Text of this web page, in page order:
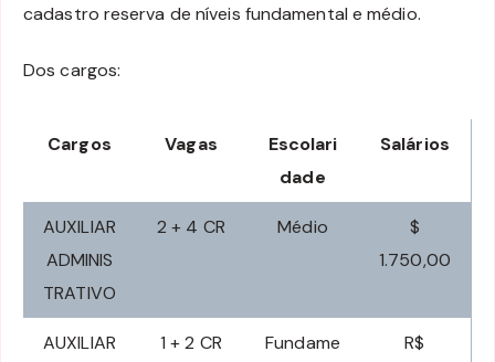
cadastro reserva de níveis fundamental e médio.
Dos cargos:
Cargos Vagas
Escolari
dade
Salários
AUXILIAR
ADMINIS
TRATIVO
2 + 4 CR Médio
$
1.750,00
AUXILIAR
1 + 2 CR
Fundame
R$